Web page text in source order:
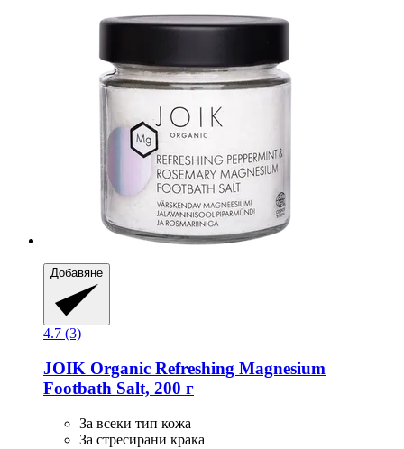
Добавяне
4.7 (3)
JOIK Organic Refreshing Magnesium
Footbath Salt, 200 г
За всеки тип кожа
За стресирани крака